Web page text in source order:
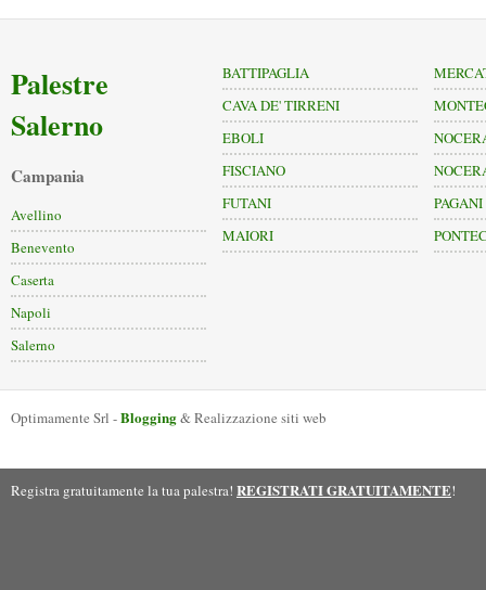
Palestre
Salerno
Campania
Avellino
Benevento
Caserta
Napoli
Salerno
BATTIPAGLIA
CAVA DE' TIRRENI
EBOLI
FISCIANO
FUTANI
MAIORI
PAGANI
Optimamente Srl -Blogging& Realizzazione siti web
Registra gratuitamente la tua palestra! REGISTRATI GRATUITAMENTE!